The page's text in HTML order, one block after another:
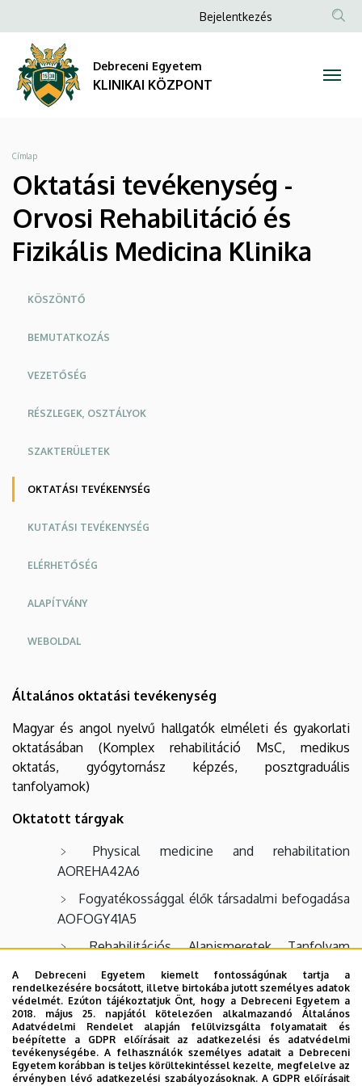
A Debreceni Egyetem kiemelt fontosságúnak tartja a
rendelkezésére bocsátott, illetve birtokába jutott személyes adatok
védelmét. Ezúton tájékoztatjuk Önt, hogy a Debreceni Egyetem a
2018. május 25. napjától kötelezően alkalmazandó Általános
Adatvédelmi Rendelet alapján felülvizsgálta folyamatait és
beépítette a GDPR előírásait az adatkezelési és adatvédelmi
tevékenységébe. A felhasználók személyes adatait a Debreceni
Egyetem korábban is teljes körültekintéssel kezelte, megfelelve az
érvényben lévő adatkezelési szabályozásoknak. A GDPR előírásait
tevékenység
Orvosi
Rehabilitáció
és
Fizikális
Medicina
KLINIKAI
KÖZPONT
a
tartalomra
Anonim
fiók
menüje
Bejelentkezés
Debreceni Egyetem
KLINIKAI KÖZPONT
Morzsa
Címlap
Oktatási tevékenység -
Orvosi Rehabilitáció és
Fizikális Medicina Klinika
Oldalmenü
KÖSZÖNTŐ
BEMUTATKOZÁS
VEZETŐSÉG
RÉSZLEGEK, OSZTÁLYOK
SZAKTERÜLETEK
OKTATÁSI TEVÉKENYSÉG
KUTATÁSI TEVÉKENYSÉG
ELÉRHETŐSÉG
ALAPÍTVÁNY
WEBOLDAL
Általános oktatási tevékenység
Magyar és angol nyelvű hallgatók elméleti és gyakorlati
oktatásában (Komplex rehabilitáció MsC, medikus
oktatás, gyógytornász képzés, posztgraduális
tanfolyamok)
Oktatott tárgyak
Physical medicine and rehabilitation
AOREHA42A6
Fogyatékossággal élők társadalmi befogadása
AOFOGY41A5
Rehabilitációs Alapismeretek Tanfolyam
2018.10.8-19. (akkreditálása folyamatban)
PhD kurzus
Poststroke betegek alsó és felső végtagi funkciói
javításának módszerei. (NEPTUN kód: 2017/18/2 OT-KDI-
127). Kontakt órák: 13 / félév.